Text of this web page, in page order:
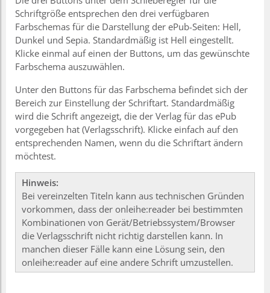
Schriftgröße entsprechen den drei verfügbaren
Farbschemas für die Darstellung der ePub-Seiten: Hell,
Dunkel und Sepia. Standardmäßig ist Hell eingestellt.
Klicke einmal auf einen der Buttons, um das gewünschte
Farbschema auszuwählen.
Unter den Buttons für das Farbschema befindet sich der
Bereich zur Einstellung der Schriftart. Standardmäßig
wird die Schrift angezeigt, die der Verlag für das ePub
vorgegeben hat (Verlagsschrift). Klicke einfach auf den
entsprechenden Namen, wenn du die Schriftart ändern
möchtest.
Hinweis:
Bei vereinzelten Titeln kann aus technischen Gründen
vorkommen, dass der onleihe:reader bei bestimmten
Kombinationen von Gerät/Betriebssystem/Browser
die Verlagsschrift nicht richtig darstellen kann. In
manchen dieser Fälle kann eine Lösung sein, den
onleihe:reader auf eine andere Schrift umzustellen.